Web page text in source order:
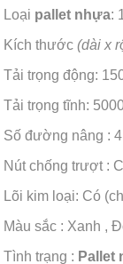
Loại pallet nhựa:
Kích thước(dài x
Tải trọng động:
Tải trọng tĩnh:
Số đường nâng : 4
Nút chống trượt :
Lõi kim loại: Có
Màu sắc : Xanh ,
Tình trạng : Pallet